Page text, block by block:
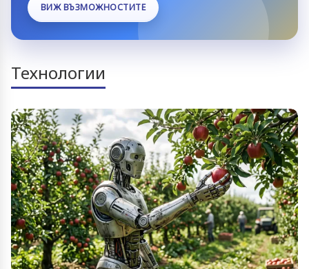
ВИЖ ВЪЗМОЖНОСТИТЕ
Технологии